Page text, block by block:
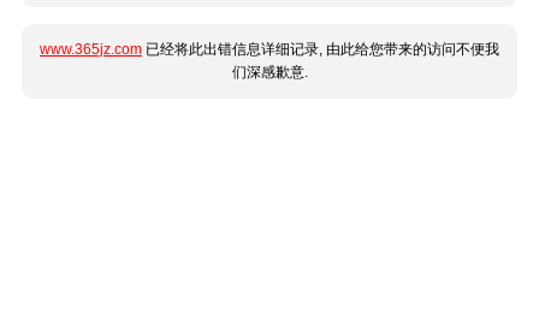
www.365jz.com 已经将此出错信息详细记录, 由此给您带来的访问不便我
们深感歉意.